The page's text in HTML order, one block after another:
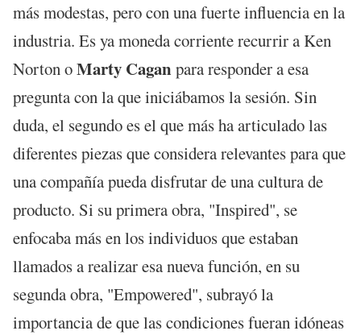
más modestas, pero con una fuerte influencia en la
industria. Es ya moneda corriente recurrir a Ken
Norton oMarty Cagan para responder a esa
pregunta con la que iniciábamos la sesión. Sin
duda, el segundo es el que más ha articulado las
diferentes piezas que considera relevantes para que
una compañía pueda disfrutar de una cultura de
producto. Si su primera obra, "Inspired", se
enfocaba más en los individuos que estaban
llamados a realizar esa nueva función, en su
segunda obra, "Empowered", subrayó la
importancia de que las condiciones fueran idóneas